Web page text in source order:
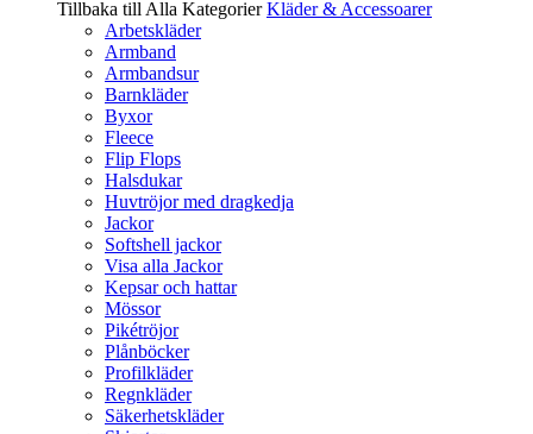
Tillbaka till Alla Kategorier Kläder & Accessoarer
Arbetskläder
Armband
Armbandsur
Barnkläder
Byxor
Fleece
Flip Flops
Halsdukar
Huvtröjor med dragkedja
Jackor
Softshell jackor
Visa alla Jackor
Kepsar och hattar
Mössor
Pikétröjor
Plånböcker
Profilkläder
Regnkläder
Säkerhetskläder